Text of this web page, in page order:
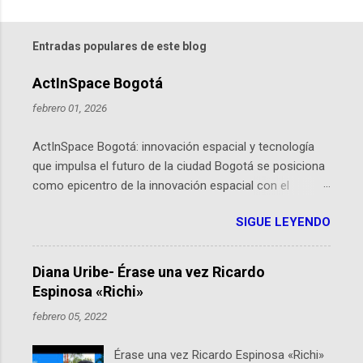
Entradas populares de este blog
ActInSpace Bogotá
febrero 01, 2026
ActInSpace Bogotá: innovación espacial y tecnología
que impulsa el futuro de la ciudad Bogotá se posiciona
como epicentro de la innovación espacial con el
hackathon global que convierte tecnologías de la
Agencia Espacial Europea en soluciones prácticas para
la vida cotidiana. Este evento, organizado por el
Planetario de Bogotá del Idartes y la Universidad de los
Andes, reúne a expertos como el presidente de Airbus
Colombia y líderes del sector aeroespacial para inspirar
SIGUE LEYENDO
Diana Uribe- Érase una vez Ricardo
Espinosa «Richi»
febrero 05, 2022
Érase una vez Ricardo Espinosa «Richi»